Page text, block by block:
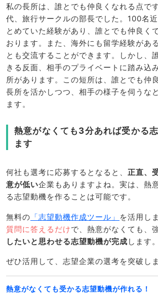
私の長所は、誰とでも仲良くなれる点で
代、旅行サークルの部長でした。100名
とめていた経験があり、誰とでも仲良く
おります。また、海外にも留学経験があ
とも交流することができます。しかし、
きる反面、相手のプライベートに踏み込
所があります。この短所は、誰とでも仲
長所を活かしつつ、相手の様子を伺うな
ます。
熱意がなくても3分あれば受かる
ます
何社も選考に応募するとなると、 正直、
意が低い企業もありますよね。実は、熱
る志望動機を作ることは可能です。
無料の 「志望動機作成ツール」 を活用し
質問に答えるだけで、熱意がなくても、
したいと思わせる志望動機が完成 します。
ぜひ活用して、志望企業の選考を突破し
熱意がなくても受かる志望動機が作れる！